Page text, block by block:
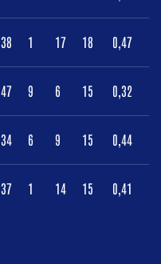
38 1 17 18 0,47
47 9 6 15 0,32
34 6 9 15 0,44
37 1 14 15 0,41